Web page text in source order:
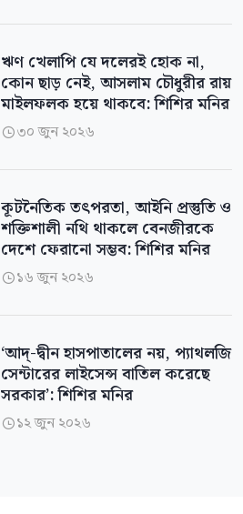
ঋণ খেলাপি যে দলেরই হোক না,
কোন ছাড় নেই, আসলাম চৌধুরীর রায়
মাইলফলক হয়ে থাকবে: শিশির মনির
৩০ জুন ২০২৬
কূটনৈতিক তৎপরতা, আইনি প্রস্তুতি ও
শক্তিশালী নথি থাকলে বেনজীরকে
দেশে ফেরানো সম্ভব: শিশির মনির
১৬ জুন ২০২৬
‘আদ্-দ্বীন হাসপাতালের নয়, প্যাথলজি
সেন্টারের লাইসেন্স বাতিল করেছে
সরকার’: শিশির মনির
১২ জুন ২০২৬